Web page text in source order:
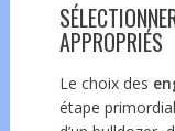
APPROPRIÉS
Le choix des
étape